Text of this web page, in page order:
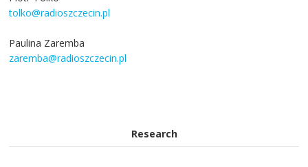
tolko@radioszczecin.pl
Paulina Zaremba
zaremba@radioszczecin.pl
Research